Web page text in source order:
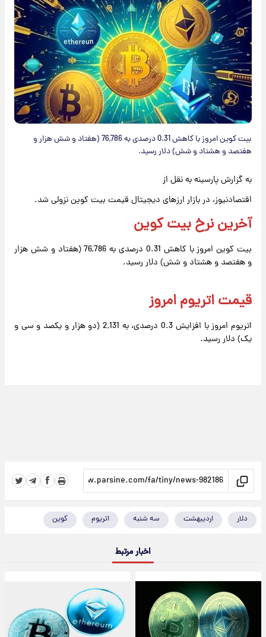
بیت کوین امروز با کاهش 0.31 درصدی به 76,786 (هفتاد و شش هزار و
هفتصد و هشتاد و شش) دلار رسید.
به گزارش پارسینه به نقل از
اقتصادنیوز، در بازار ارزهای دیجیتال قیمت بیت کوین نزولی شد.
آخرین نرخ بیت کوین
بیت کوین امروز با کاهش 0.31 درصدی به 76,786 (هفتاد و شش هزار
و هفتصد و هشتاد و شش) دلار رسید.
قیمت اتریوم امروز
اتریوم امروز با افزایش 0.3 درصدی، به 2,131 (دو هزار و یکصد و سی و
یک) دلار رسید.
دلار اردیبهشت سه شنبه اتریوم کوین
اخبار مرتبط